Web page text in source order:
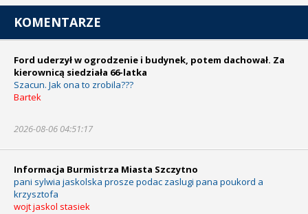
KOMENTARZE
Ford uderzył w ogrodzenie i budynek, potem dachował. Za
kierownicą siedziała 66-latka
Szacun. Jak ona to zrobila???
Bartek
2026-08-06 04:51:17
Informacja Burmistrza Miasta Szczytno
pani sylwia jaskolska prosze podac zaslugi pana poukord a
krzysztofa
wojt jaskol stasiek